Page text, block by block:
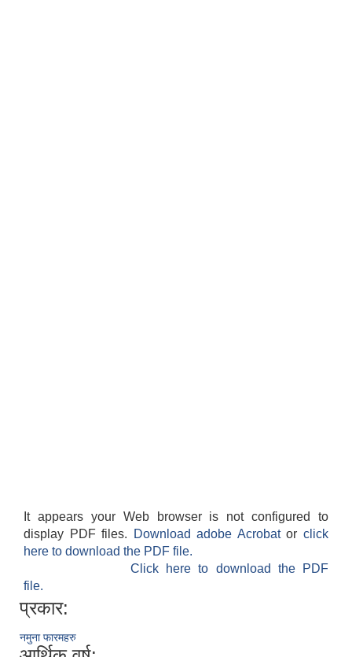
It appears your Web browser is not configured to
display PDF files.
Download adobe Acrobatorclick
here to download the PDF file.
Click here to download the PDF
file.
प्रकार:
नमुना फारमहरु